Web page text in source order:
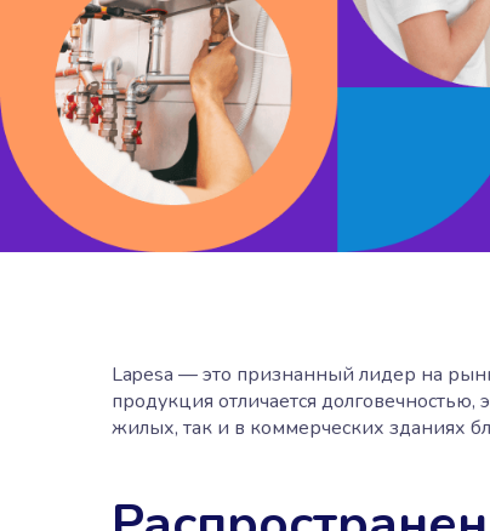
Lapesa — это признанный лидер на
продукция отличается
жилых, так и в коммерческих зданиях